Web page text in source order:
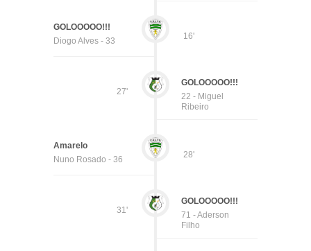
16'
GOLOOOOO!!!
Diogo Alves - 33
27'
GOLOOOOO!!!
22 - Miguel
Ribeiro
28'
Amarelo
Nuno Rosado - 36
31'
GOLOOOOO!!!
71 - Aderson
Filho